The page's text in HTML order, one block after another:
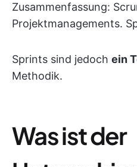
Zusammenfassung:
Projektmanagements.
Sprints sind jedoch ein
Methodik.
Was ist der